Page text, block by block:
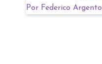
Por Federico Argento